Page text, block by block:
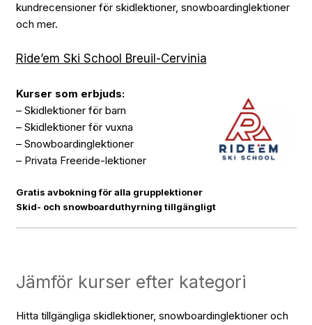
kundrecensioner för skidlektioner, snowboardinglektioner
och mer.
Ride’em Ski School Breuil-Cervinia
Kurser som erbjuds:
– Skidlektioner för barn
– Skidlektioner för vuxna
– Snowboardinglektioner
– Privata Freeride-lektioner
Gratis avbokning för alla grupplektioner
Skid- och snowboarduthyrning tillgängligt
Jämför kurser efter kategori
Hitta tillgängliga skidlektioner, snowboardinglektioner och